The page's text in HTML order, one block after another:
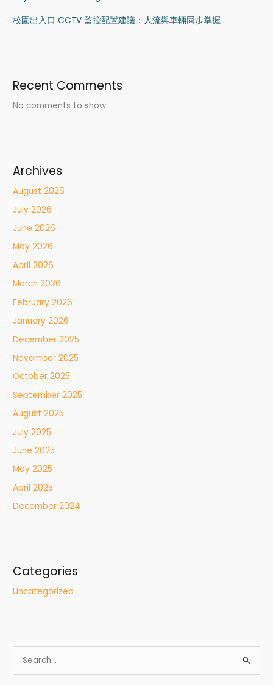
校園出入口 CCTV 監控配置建議：人流與車輛同步掌握
Recent Comments
No comments to show.
Archives
August 2026
July 2026
June 2026
May 2026
April 2026
March 2026
February 2026
January 2026
December 2025
November 2025
October 2025
September 2025
August 2025
July 2025
June 2025
May 2025
April 2025
December 2024
Categories
Uncategorized
e